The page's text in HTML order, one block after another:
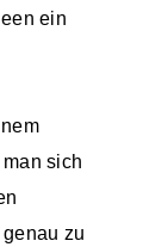
ein
sich
zu